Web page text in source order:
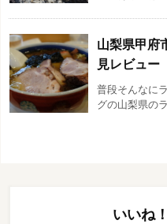
山梨県甲府
見レビュー
普段そんなに
グの山梨県の
いいね